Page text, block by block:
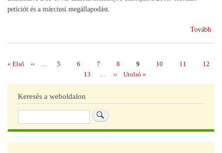
petíciót és a márciusi megállapodást.
Tovább
Első
« Első
Előző
‹‹ Page
5 Page
6 Page
7 Page
8 Page
9 Page
10 Page
11 Page
12
Page
13
Következő
oldal
››
Utolsó
oldal
Utolsó »
Keresés a weboldalon
Keresés